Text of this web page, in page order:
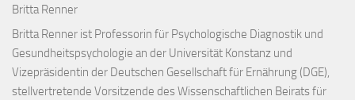
Britta Renner
Britta Renner ist Professorin für Psychologische Diagnostik und
Gesundheitspsychologie an der Universität Konstanz und
Vizepräsidentin der Deutschen Gesellschaft für Ernährung (DGE),
stellvertretende Vorsitzende des Wissenschaftlichen Beirats für